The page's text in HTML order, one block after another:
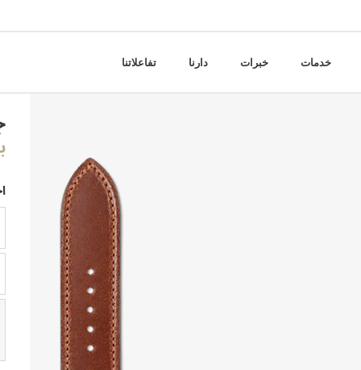
خدمات خبرات دارنا تفاعلاتنا